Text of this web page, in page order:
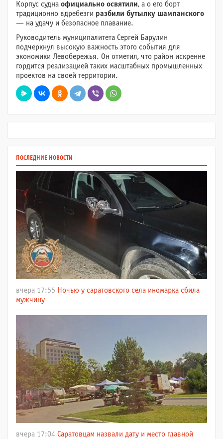
Корпус судна официально освятили, а о его борт
традиционно вдребезги разбили бутылку шампанского
— на удачу и безопасное плавание.
Руководитель муниципалитета Сергей Барулин
подчеркнул высокую важность этого события для
экономики Левобережья. Он отметил, что район искренне
гордится реализацией таких масштабных промышленных
проектов на своей территории.
ПОСЛЕДНИЕ НОВОСТИ
вчера 17:55 Ночью у саратовского села иномарка сбила
мужчину
вчера 17:04 Саратовцам назвали дату и место главной